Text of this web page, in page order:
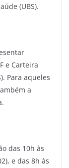
(UBS).
e Carteira
Para aqueles
a
das 10h às
e das 8h às